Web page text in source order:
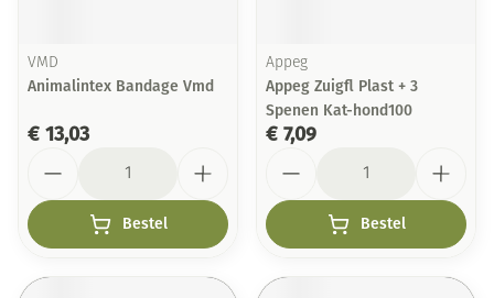
VMD
Animalintex Bandage Vmd
€ 13,03
Bestel
Appeg
Appeg Zuigfl Plast + 3
Spenen Kat-hond100
€ 7,09
Bestel